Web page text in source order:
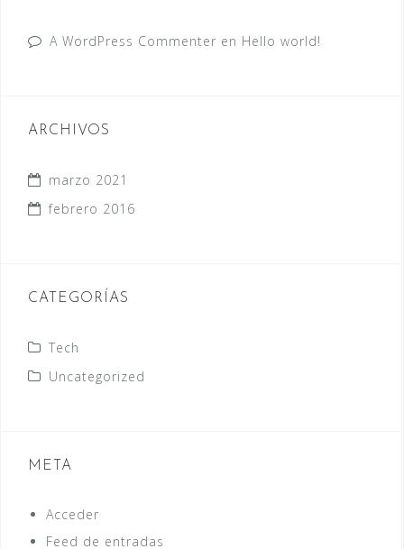
A WordPress Commenter en Hello world!
ARCHIVOS
marzo 2021
febrero 2016
CATEGORÍAS
Tech
Uncategorized
META
Acceder
Feed de entradas